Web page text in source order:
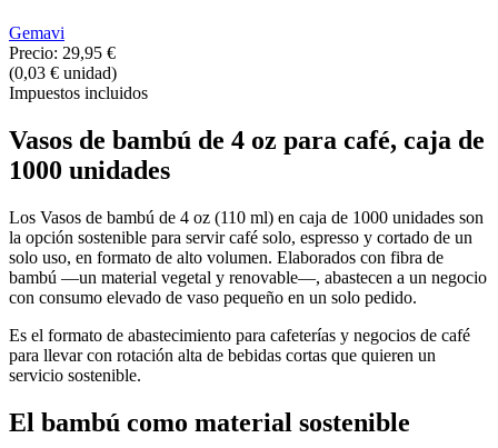
Gemavi
Precio: 29,95 €
(0,03 € unidad)
Impuestos incluidos
Vasos de bambú de 4 oz para café, caja de
1000 unidades
Los Vasos de bambú de 4 oz (110 ml) en caja de 1000 unidades son
la opción sostenible para servir café solo, espresso y cortado de un
solo uso, en formato de alto volumen. Elaborados con fibra de
bambú —un material vegetal y renovable—, abastecen a un negocio
con consumo elevado de vaso pequeño en un solo pedido.
Es el formato de abastecimiento para cafeterías y negocios de café
para llevar con rotación alta de bebidas cortas que quieren un
servicio sostenible.
El bambú como material sostenible